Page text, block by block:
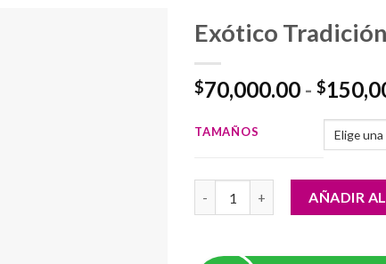
Exótico Tradición
$70,000.00 - $
TAMAÑOS
Exótico Tradición cantidad
AÑADIR